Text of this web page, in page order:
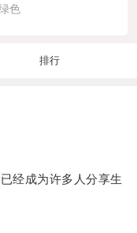
色
排行
经成为许多人分享生